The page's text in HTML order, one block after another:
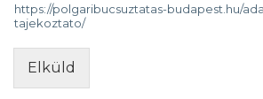
https://polgaribucsuztatas-budapest.hu/
tajekoztato/
Elküld